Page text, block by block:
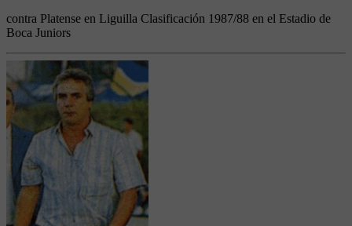
contra Platense en Liguilla Clasificación 1987/88 en el Estadio de
Boca Juniors